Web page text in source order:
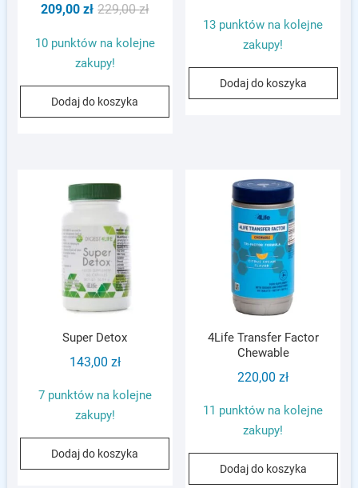
5.00229,00złPierwotna
wynosiła:
229,00 zł.
209,00zł
Aktualna
wynosi:
209,00 zł.
10 punktów na kolejne
zakupy!
Dodaj do koszyka
wynosi:
13 punktów na kolejne
zakupy!
Dodaj do koszyka
Super Detox
143,00 zł
7 punktów na kolejne
zakupy!
Dodaj do koszyka
4Life Transfer Factor
Chewable
220,00zł
11 punktów na kolejne
zakupy!
Dodaj do koszyka